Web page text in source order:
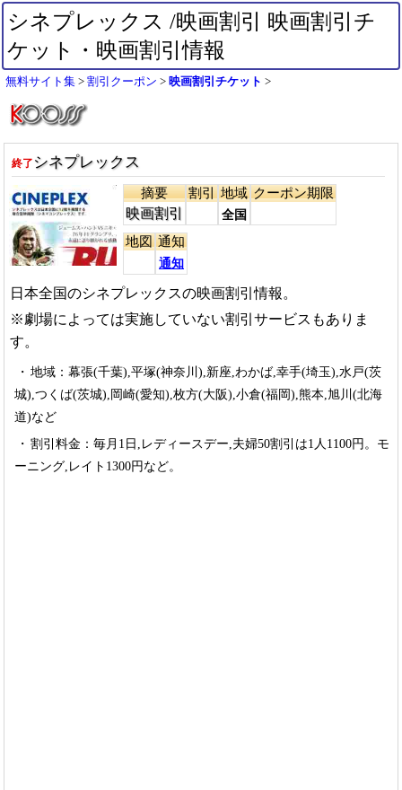
シネプレックス /映画割引 映画割引チ
ケット・映画割引情報
無料サイト集 割引クーポン 映画割引チケット
終了 シネプレックス
摘要
映画割引
割引 地域
全国
クーポン期限
地図 通知
通知
日本全国のシネプレックスの映画割引情報。
※劇場によっては実施していない割引サービスもありま
す。
地域：幕張(千葉),平塚(神奈川),新座,わかば,幸手(埼玉),水戸(茨
城),つくば(茨城),岡崎(愛知),枚方(大阪),小倉(福岡),熊本,旭川(北海
道)など
割引料金：毎月1日,レディースデー,夫婦50割引は1人1100円。モ
ーニング,レイト1300円など。